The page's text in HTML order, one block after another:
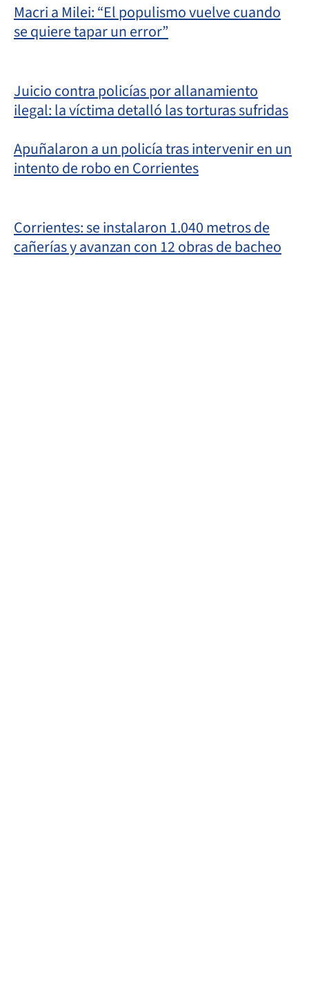
Macri a Milei: “El populismo vuelve cuando
se quiere tapar un error”
Juicio contra policías por allanamiento
ilegal: la víctima detalló las torturas sufridas
Apuñalaron a un policía tras intervenir en un
intento de robo en Corrientes
Corrientes: se instalaron 1.040 metros de
cañerías y avanzan con 12 obras de bacheo